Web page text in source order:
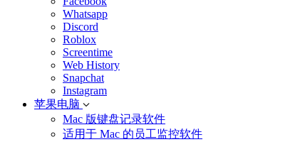
Whatsapp
Discord
Roblox
Screentime
Web History
Snapchat
Instagram
苹果电脑
Mac 版键盘记录软件
适用于 Mac 的员工监控软件